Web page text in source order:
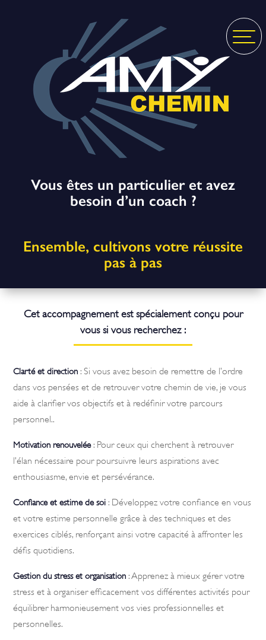
Vous êtes un particulier et avez
besoin d’un coach ?
Ensemble, cultivons votre réussite
pas à pas
Cet accompagnement est spécialement conçu pour
vous si vous recherchez :
Clarté et direction : Si vous avez besoin de remettre de l’ordre
dans vos pensées et de retrouver votre chemin de vie, je vous
aide à clarifier vos objectifs et à redéfinir votre parcours
personnel..
Motivation renouvelée: Pour ceux qui cherchent à retrouver
l’élan nécessaire pour poursuivre leurs aspirations avec
enthousiasme, envie et persévérance.
Confiance et estime de soi : Développez votre confiance en vous
et votre estime personnelle grâce à des techniques et des
exercices ciblés, renforçant ainsi votre capacité à affronter les
défis quotidiens.
Gestion du stress et organisation : Apprenez à mieux gérer votre
stress et à organiser efficacement vos différentes activités pour
équilibrer harmonieusement vos vies professionnelles et
personnelles.